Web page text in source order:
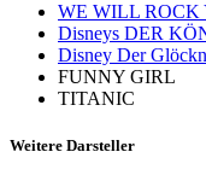
WE WILL ROCK
Disneys DER
Disney Der
FUNNY GIRL
TITANIC
Weitere Darsteller